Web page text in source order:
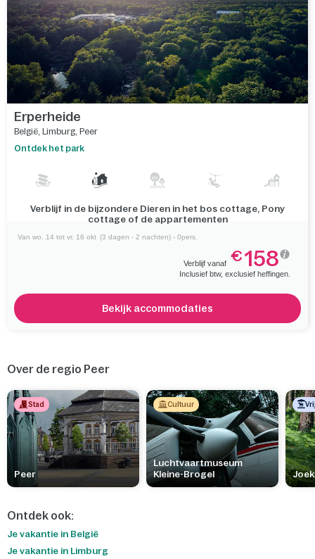
Erperheide
België, Limburg, Peer
Ontdek het park
Verblijf in de bijzondere Dieren in het bos cottage, Pony
cottage of de appartementen
Van wo. 14 tot vr. 16 okt (3 dagen - 2 nachten) - 0pers.
Verblijf vanaf €158
Inclusief btw, exclusief heffingen.
Bekijk accommodaties
Over de regio Peer
Stad
Peer
Cultuur
Luchtvaartmuseum
Kleine-Brogel
Ontdek ook:
Je vakantie in België
Je vakantie in Limburg